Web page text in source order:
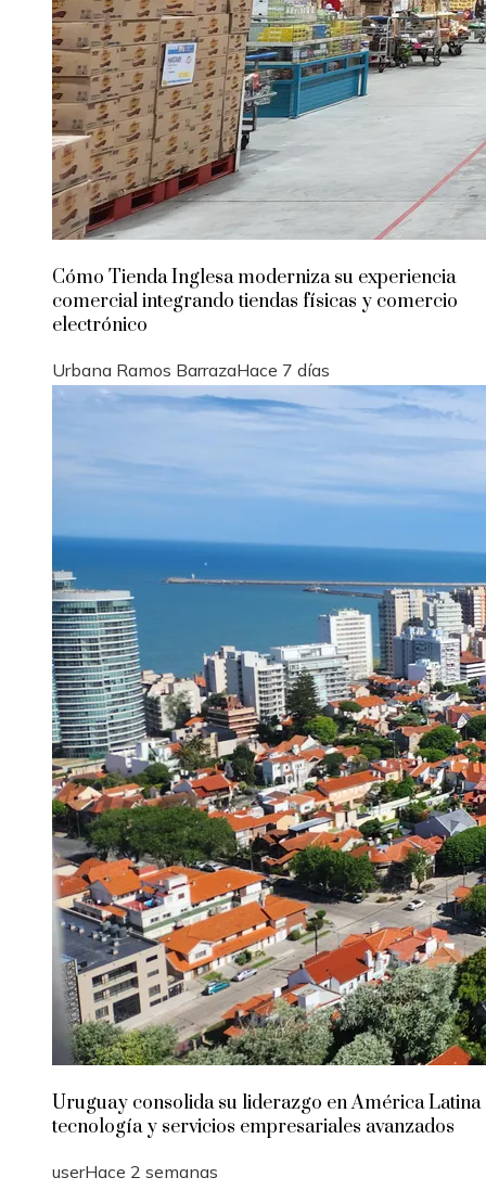
Cómo Tienda Inglesa moderniza su experiencia
comercial integrando tiendas físicas y comercio
electrónico
Urbana Ramos BarrazaHace 7 días
Uruguay consolida su liderazgo en América Latina
tecnología y servicios empresariales avanzados
userHace 2 semanas